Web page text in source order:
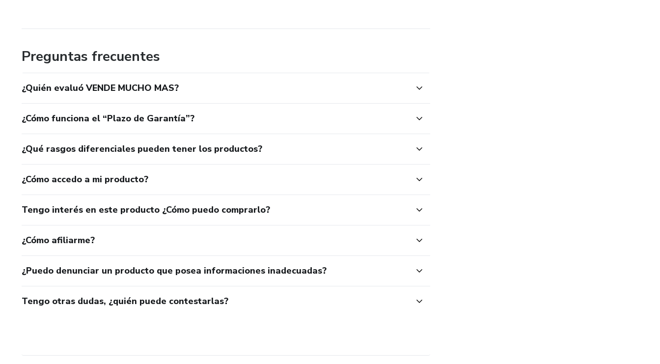
Preguntas frecuentes
¿Quién evaluó VENDE MUCHO MAS?
¿Cómo funciona el “Plazo de Garantía”?
¿Qué rasgos diferenciales pueden tener los productos?
¿Cómo accedo a mi producto?
Tengo interés en este producto ¿Cómo puedo comprarlo?
¿Cómo afiliarme?
¿Puedo denunciar un producto que posea informaciones inadecuadas?
Tengo otras dudas, ¿quién puede contestarlas?